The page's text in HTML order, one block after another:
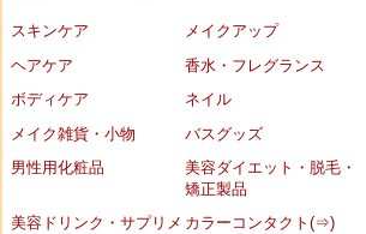
スキンケア
メイクアップ
ヘアケア
香水・フレグランス
ボディケア
ネイル
メイク雑貨・小物
バスグッズ
男性用化粧品
美容ダイエット・脱毛・
矯正製品
美容ドリンク・サプリメ カラーコンタクト(⇒)